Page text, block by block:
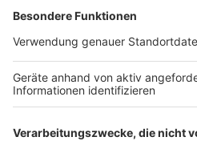
über deren Webseite und
Die Verbraucherzentrale
Finder"kostenlos an. Hier
anschauen, ob
vertrauenswürdig sind
Autor: Joachim Schultheis